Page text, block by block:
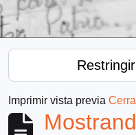
Imprimir vista previa